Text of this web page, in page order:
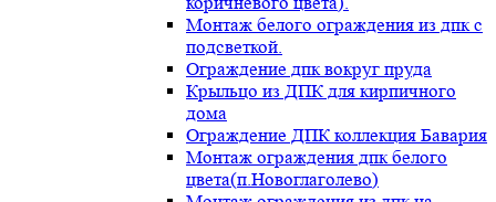
Монтаж белого ограждения из дпк с
подсветкой.
Ограждение дпк вокруг пруда
Крыльцо из ДПК для кирпичного
дома
Ограждение ДПК коллекция Бавария
Монтаж ограждения дпк белого
цвета(п.Новоглаголево)